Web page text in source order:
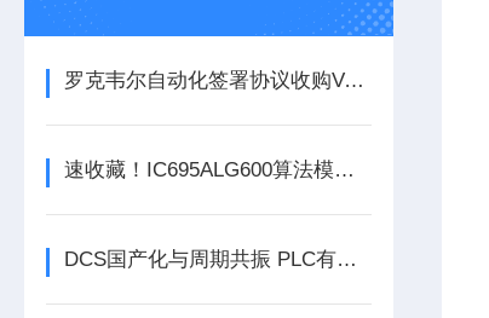
罗克韦尔自动化签署协议收购Verve工业保护公司
速收藏！IC695ALG600算法模块常见故障的解决方法分享
DCS国产化与周期共振 PLC有望迎来结构性机会